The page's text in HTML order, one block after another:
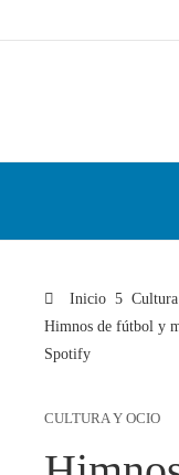
Inicio
Himnos de fútbol y
Spotify
CULTURA Y OCIO